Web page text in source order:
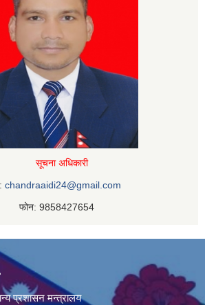
सूचना अधिकारी
chandraaidi24@gmail.com
फोन: 9858427654
प्रशासन मन्त्रालय